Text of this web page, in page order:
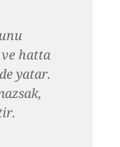
hatta
yatar.